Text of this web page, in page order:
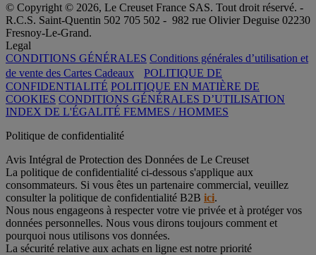
© Copyright © 2026, Le Creuset France SAS. Tout droit réservé. -
R.C.S. Saint-Quentin 502 705 502 - 982 rue Olivier Deguise 02230
Fresnoy-Le-Grand.
Legal
CONDITIONS GÉNÉRALES Conditions générales d’utilisation et
de vente des Cartes Cadeaux
POLITIQUE DE
CONFIDENTIALITÉ POLITIQUE EN MATIÈRE DE
COOKIES CONDITIONS GÉNÉRALES D’UTILISATION
INDEX DE L'ÉGALITÉ FEMMES / HOMMES
Politique de confidentialité
Avis Intégral de Protection des Données de Le Creuset
La politique de confidentialité ci-dessous s'applique aux
consommateurs. Si vous êtes un partenaire commercial, veuillez
consulter la politique de confidentialité B2B ici.
Nous nous engageons à respecter votre vie privée et à protéger vos
données personnelles. Nous vous dirons toujours comment et
pourquoi nous utilisons vos données.
La sécurité relative aux achats en ligne est notre priorité